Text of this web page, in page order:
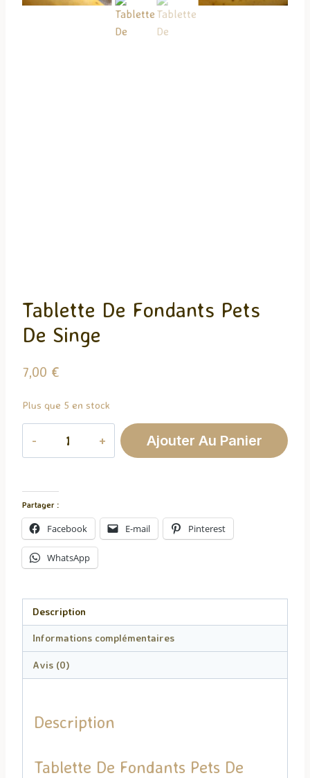
Tablette De Fondants Pets
De Singe
7,00 €
Plus que 5 en stock
Fondants
Pets
De
Singe
Ajouter Au Panier
Partager :
Facebook E-mail Pinterest
WhatsApp
Description
Informations complémentaires
Avis (0)
Description
Tablette De Fondants Pets De